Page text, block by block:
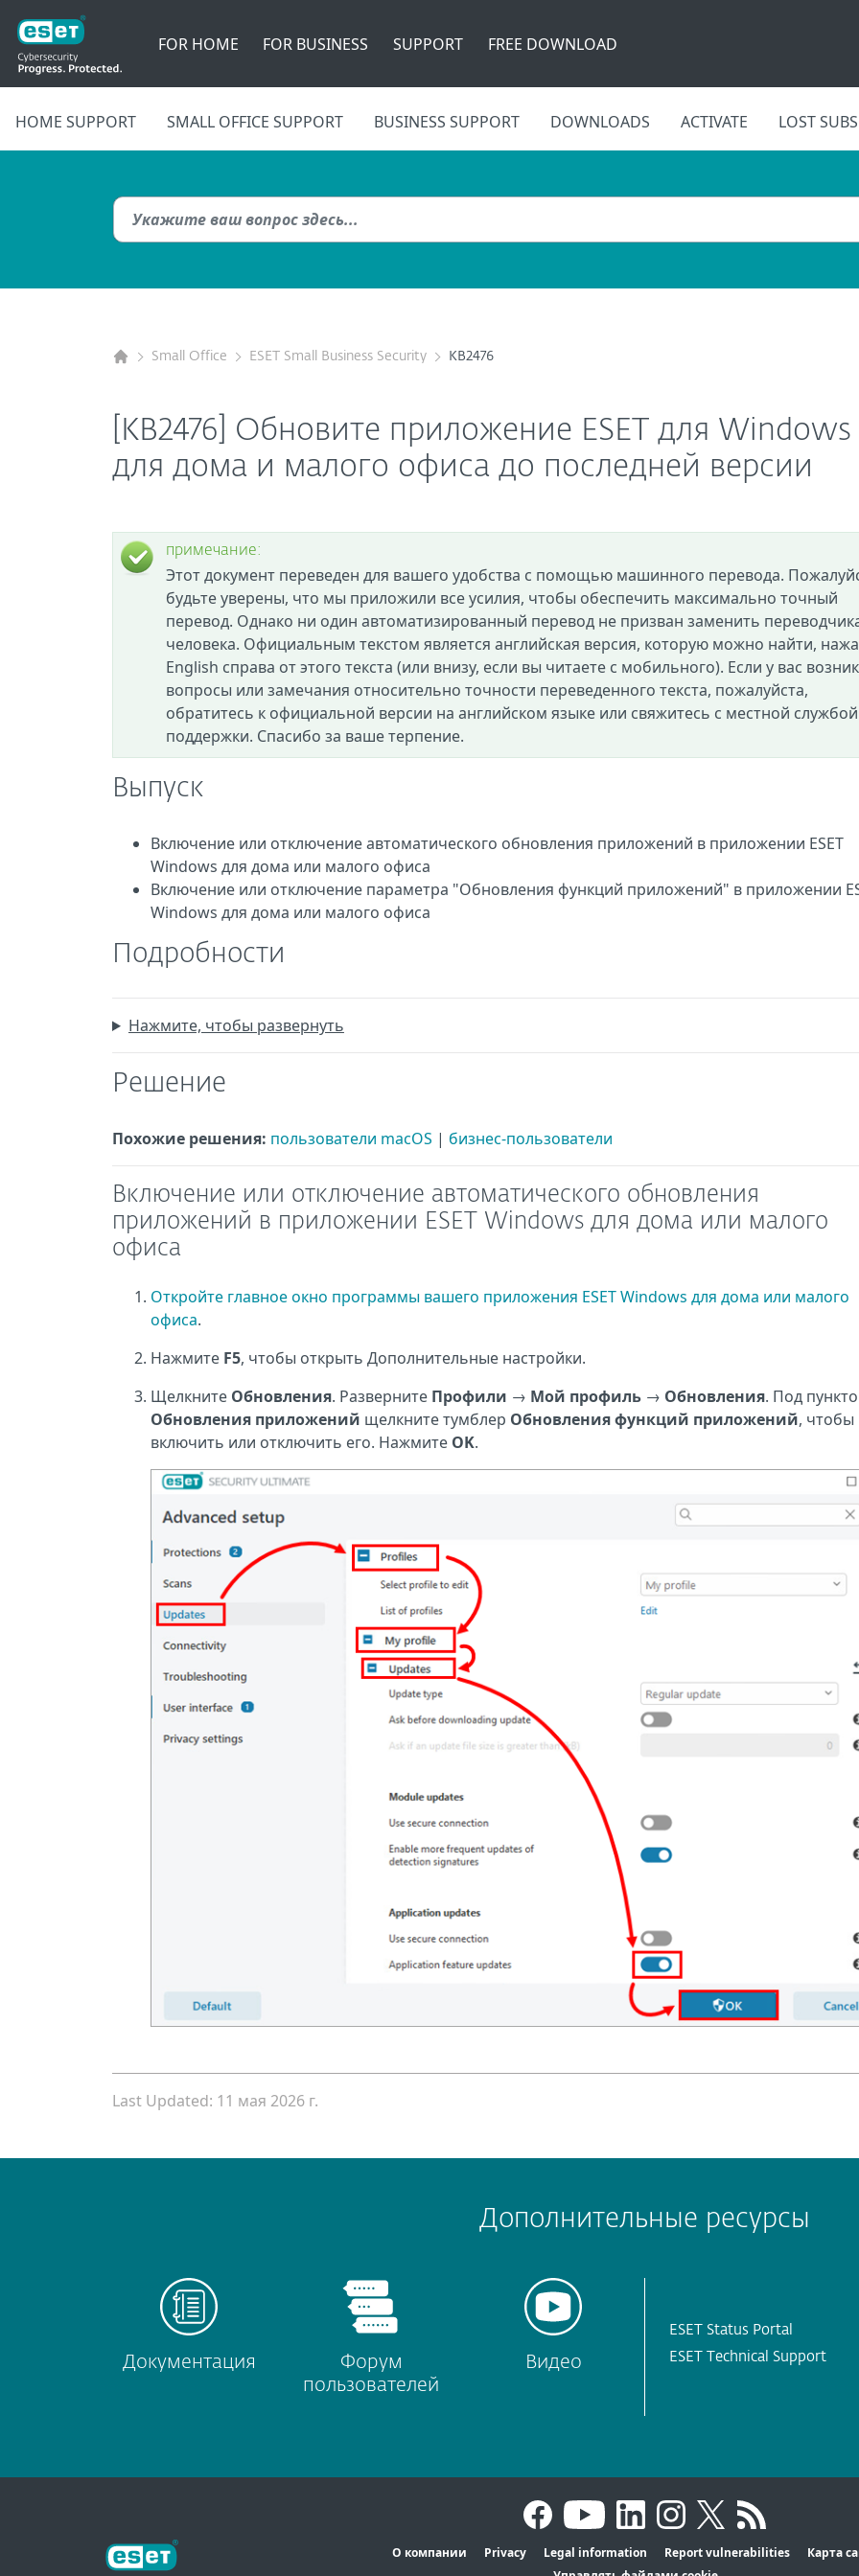
FOR HOME FOR BUSINESS SUPPORT FREE DOWNLOAD
HOME SUPPORT SMALL OFFICE SUPPORT BUSINESS SUPPORT DOWNLOADS ACTIVATE LOST
Small Office ESET Small Business Security KB2476
[KB2476] Обновите приложение ESET для Windows
для дома и малого офиса до последней версии
примечание:
Этот документ переведен для вашего удобства с помощью машинного перевода.
будьте уверены, что мы приложили все усилия, чтобы обеспечить максимально точный
перевод. Однако ни один автоматизированный перевод не призван заменить
человека. Официальным текстом является английская версия, которую можно найти,
English справа от этого текста (или внизу, если вы читаете с мобильного). Если у вас
вопросы или замечания относительно точности переведенного текста, пожалуйста,
обратитесь к официальной версии на английском языке или свяжитесь с местной службой
поддержки. Спасибо за ваше терпение.
Выпуск
Включение или отключение автоматического обновления приложений в приложении ESET
Windows для дома или малого офиса
Включение или отключение параметра "Обновления функций приложений" в приложении
Windows для дома или малого офиса
Подробности
Нажмите, чтобы развернуть
Решение
Похожие решения: пользователи macOS | бизнес-пользователи
Включение или отключение автоматического обновления
приложений в приложении ESET Windows для дома или малого
офиса
Откройте главное окно программы вашего приложения ESET Windows для дома или малого
офиса.
Нажмите F5, чтобы открыть Дополнительные настройки.
Щелкните Обновления. Разверните Профили → Мой профиль → Обновления. Под
Обновления приложений щелкните тумблер Обновления функций приложений, чтобы
включить или отключить его. Нажмите OK.
Last Updated: 11 мая 2026 г.
Дополнительные ресурсы
Документация
Форум
пользователей
Видео
ESET Status Portal
ESET Technical Support
О компании Privacy Legal information Report vulnerabilities
Карта